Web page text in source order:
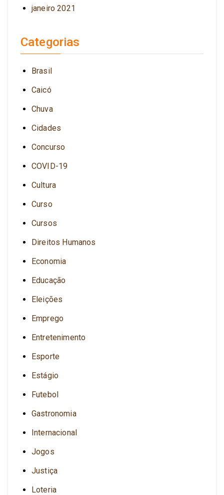
janeiro 2021
Categorias
Brasil
Caicó
Chuva
Cidades
Concurso
COVID-19
Cultura
Curso
Cursos
Direitos Humanos
Economia
Educação
Eleições
Emprego
Entretenimento
Esporte
Estágio
Futebol
Gastronomia
Internacional
Jogos
Justiça
Loteria